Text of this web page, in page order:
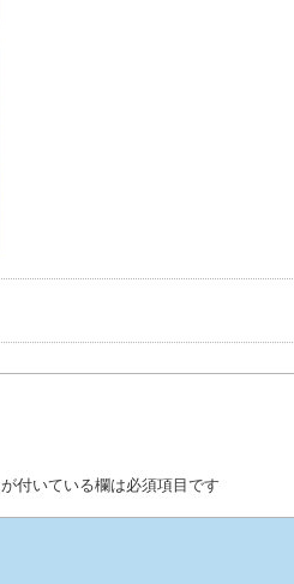
が付いている欄は必須項目です